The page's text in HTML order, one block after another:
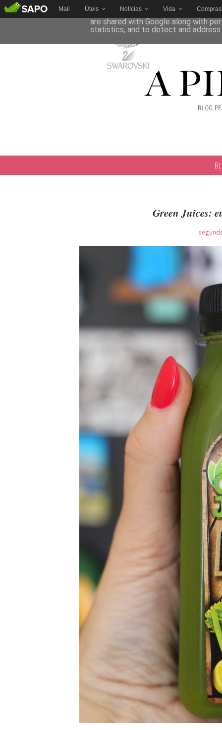
Mail Úteis Notícias Vida Compras
Green Juices:
This site uses cookies from Google
are shared with Google along with
statistics, and to detect and address